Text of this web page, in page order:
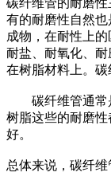
有的耐磨性自然
成物，在耐性上
耐盐、耐氧化、
在树脂材料上。碳
碳纤维管通常
树脂这些的耐磨
好。
总体来说，碳纤维